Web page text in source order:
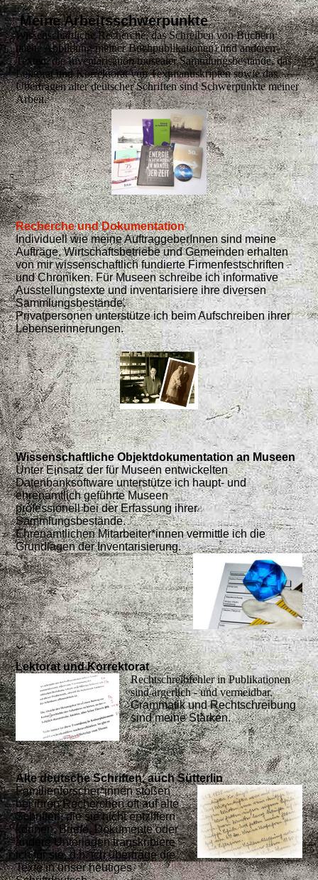
Meine Arbeitsschwerpunkte
Wissenschaftliche Recherche, das Schreiben von Büchern
(siehe Abbildung meiner Buchpublikationen) und anderen
Texten, die Inventarisation musealer Sammlungsbestände, das
Lektorat und Korrektorat von Textmanuskripten sowie das
Übertragen alter deutscher Schriften sind Schwerpunkte meiner
Arbeit.
Recherche und Dokumentation
Individuell wie meine AuftraggeberInnen sind meine
Aufträge. Wirtschaftsbetriebe und Gemeinden erhalten
von mir wissenschaftlich fundierte Firmenfestschriften
und Chroniken. Für Museen schreibe ich informative
Ausstellungstexte und inventarisiere ihre diversen
Sammlungsbestände.
Privatpersonen unterstütze ich beim Aufschreiben ihrer
Lebenserinnerungen.
Wissenschaftliche Objektdokumentation an Museen
Unter Einsatz der für Museen entwickelten
Datenbanksoftware unterstütze ich haupt- und
ehrenamtlich geführte Museen
professionell bei der Erfassung ihrer
Sammlungsbestände.
Ehrenamtlichen Mitarbeiter*innen vermittle ich die
Grundlagen der Inventarisierung.
Lektorat und Korrektorat
Rechtschreibfehler in Publikationen
sind ärgerlich - und vermeidbar.
Grammatik und Rechtschreibung
sind meine Stärken.
Alte deutsche Schriften, auch Sütterlin
Familienforscher*innen stoßen
bei ihren Recherchen oft auf alte
Schriften, die sie nicht entziffern
können. Briefe, Dokumente oder
andere Unterlagen transkribiere
ich für sie, d.h. ich übertrage die
Texte in unser heutiges